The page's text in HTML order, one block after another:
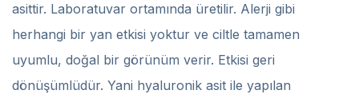
asittir. Laboratuvar ortamında üretilir. Alerji gibi
herhangi bir yan etkisi yoktur ve ciltle tamamen
uyumlu, doğal bir görünüm verir. Etkisi geri
dönüşümlüdür. Yani hyaluronik asit ile yapılan